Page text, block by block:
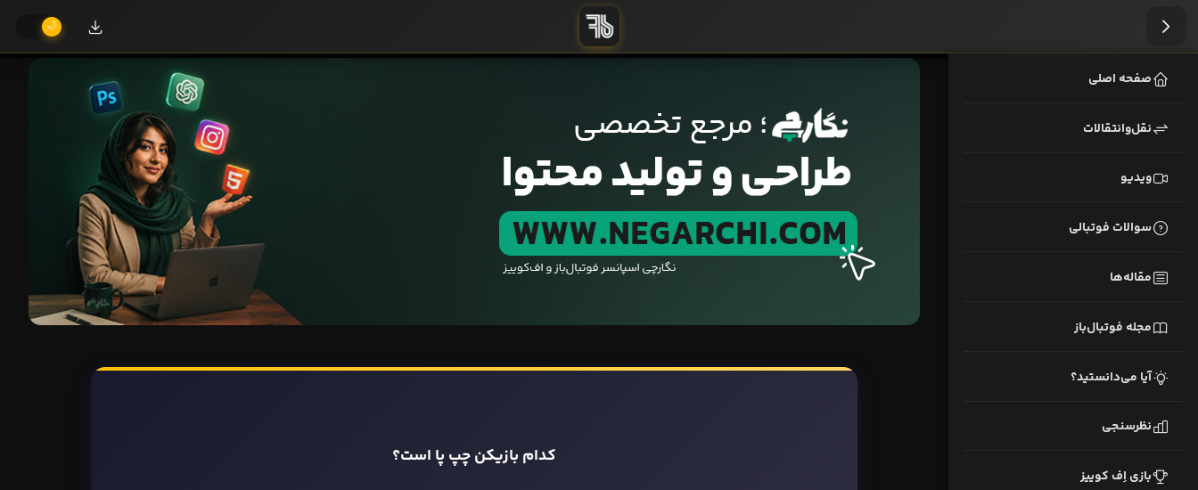
صفحه اصلی
نقل‌وانتقالات
ویدیو
سوالات فوتبالی
مقاله‌ها
مجله فوتبال‌باز
آیا می‌دانستید؟
نظرسنجی
بازی اِف کوییز
کدام بازیکن چپ پا است؟